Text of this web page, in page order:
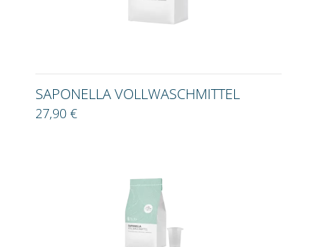
SAPONELLA VOLLWASCHMITTEL
27,90 €